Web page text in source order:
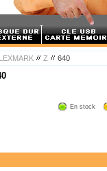
Z 640
En stock